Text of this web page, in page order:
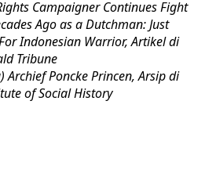
Campaigner Continues Fight
Ago as a Dutchman: Just
Indonesian Warrior, Artikel di
Tribune
Archief Poncke Princen, Arsip di
of Social History